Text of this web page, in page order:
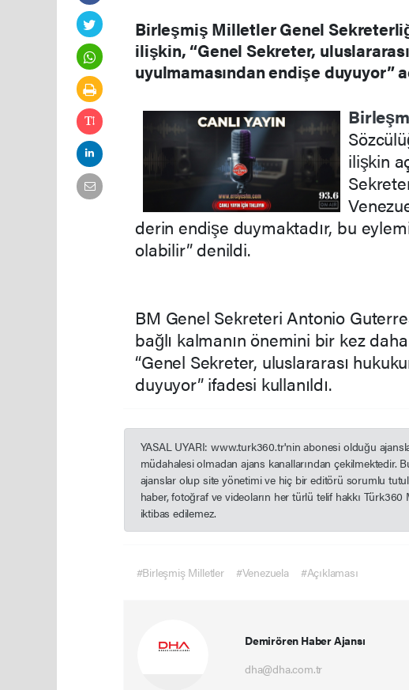
Birleşmiş Milletler Genel
ilişkin, “Genel Sekreter,
uyulmamasından endişe duyuyor”
ilişkin
derin endişe duymaktadır, bu
olabilir” denildi.
BM Genel Sekreteri Antonio
bağlı kalmanın önemini bir kez
“Genel Sekreter, uluslararası
duyuyor” ifadesi kullanıldı.
YASAL UYARI: www.turk360.tr'nin abonesi olduğu
müdahalesi olmadan ajans kanallarından çekilmektedir.
ajanslar olup site yönetimi ve hiç bir editörü sorumlu
haber, fotoğraf ve videoların her türlü telif hakkı
iktibas edilemez.
#Birleşmiş Milletler #Venezuela #Açıklaması
Demirören Haber Ajansı
dha@dha.com.tr